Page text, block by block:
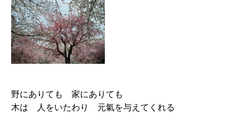
野にありても 家にありても
木は 人をいたわり 元氣を与えてくれる